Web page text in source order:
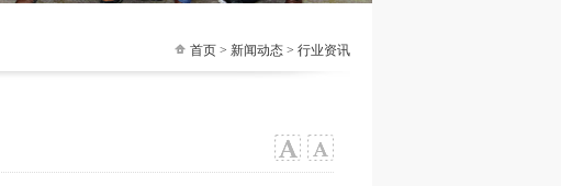
首页 > 新闻动态 > 行业资讯